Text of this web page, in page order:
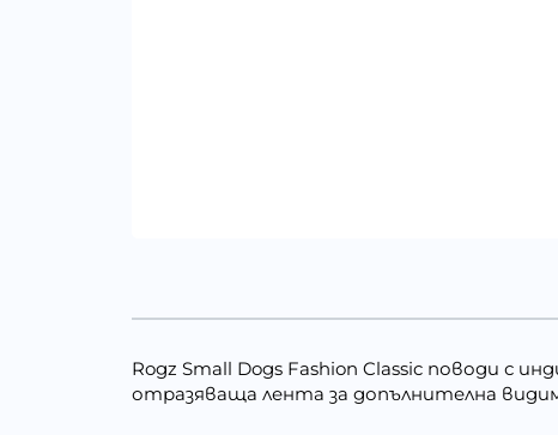
Rogz Small Dogs Fashion Classic поводи с
отразяваща лента за допълнителна